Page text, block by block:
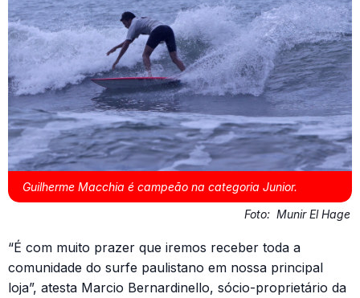
Guilherme Macchia é campeão na categoria Junior.
Foto: Munir El Hage
“É com muito prazer que iremos receber toda a
comunidade do surfe paulistano em nossa principal
loja”, atesta Marcio Bernardinello, sócio-proprietário da